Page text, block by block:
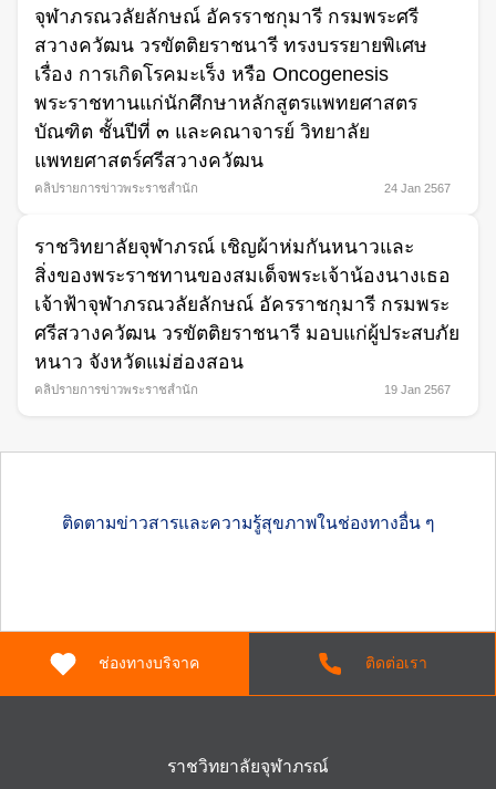
จุฬาภรณวลัยลักษณ์ อัครราชกุมารี กรมพระศรี
สวางควัฒน วรขัตติยราชนารี ทรงบรรยายพิเศษ
เรื่อง การเกิดโรคมะเร็ง หรือ Oncogenesis
พระราชทานแก่นักศึกษาหลักสูตรแพทยศาสตร
บัณฑิต ชั้นปีที่ ๓ และคณาจารย์ วิทยาลัย
แพทยศาสตร์ศรีสวางควัฒน
คลิปรายการข่าวพระราชสำนัก 24 Jan 2567
ราชวิทยาลัยจุฬาภรณ์ เชิญผ้าห่มกันหนาวและ
สิ่งของพระราชทานของสมเด็จพระเจ้าน้องนางเธอ
เจ้าฟ้าจุฬาภรณวลัยลักษณ์ อัครราชกุมารี กรมพระ
ศรีสวางควัฒน วรขัตติยราชนารี มอบแก่ผู้ประสบภัย
หนาว จังหวัดแม่ฮ่องสอน
คลิปรายการข่าวพระราชสำนัก 19 Jan 2567
ติดตามข่าวสารและความรู้สุขภาพในช่องทางอื่น ๆ
ช่องทางบริจาค ติดต่อเรา
ราชวิทยาลัยจุฬาภรณ์